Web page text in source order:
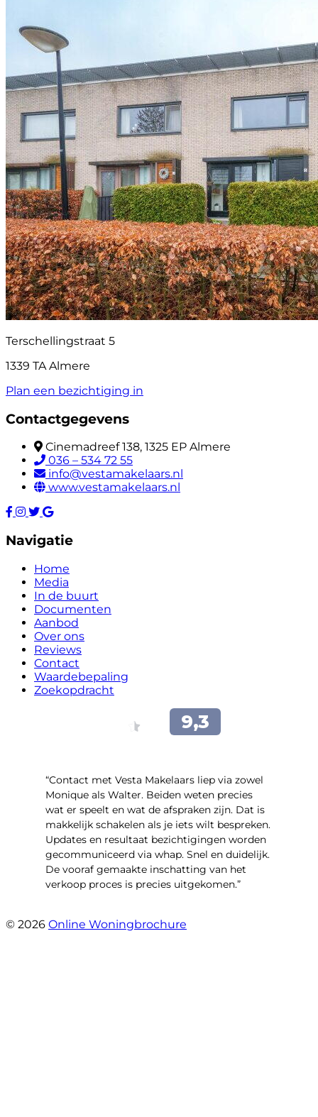
Terschellingstraat 5
1339 TA Almere
Plan een bezichtiging in
Contactgegevens
Cinemadreef 138, 1325 EP Almere
036 – 534 72 55
info@vestamakelaars.nl
www.vestamakelaars.nl
Navigatie
Home
Media
In de buurt
Documenten
Aanbod
Over ons
Reviews
Contact
Waardebepaling
Zoekopdracht
“Contact met Vesta Makelaars liep via zowel
Monique als Walter. Beiden weten precies
wat er speelt en wat de afspraken zijn. Dat is
makkelijk schakelen als je iets wilt bespreken.
Updates en resultaat bezichtigingen worden
gecommuniceerd via whap. Snel en duidelijk.
De vooraf gemaakte inschatting van het
verkoop proces is precies uitgekomen.”
© 2026 Online Woningbrochure